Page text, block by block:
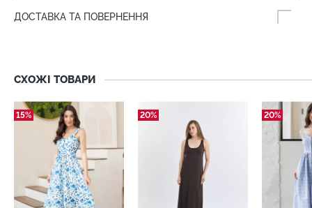
ДОСТАВКА ТА ПОВЕРНЕННЯ
СХОЖІ ТОВАРИ
15% 20% 20%